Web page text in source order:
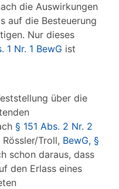
die Auswirkungen
auf die Besteuerung
Nur dieses
1 Nr. 1 BewG ist
über die
§ 151 Abs. 2 Nr. 2
Troll, BewG, §
schon daraus, dass
den Erlass eines